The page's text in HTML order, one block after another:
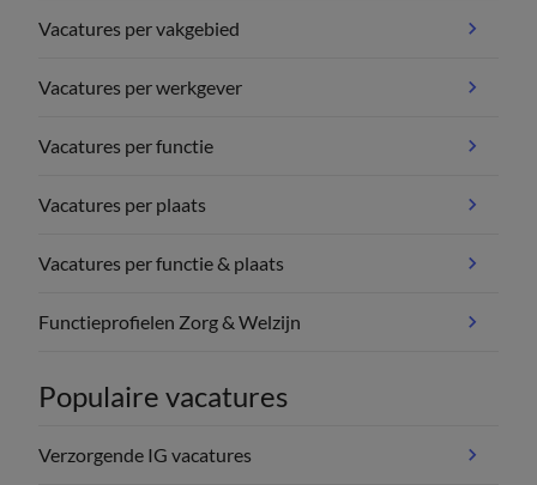
Vacatures per vakgebied
Vacatures per werkgever
Vacatures per functie
Vacatures per plaats
Vacatures per functie & plaats
Functieprofielen Zorg & Welzijn
Populaire vacatures
Verzorgende IG vacatures